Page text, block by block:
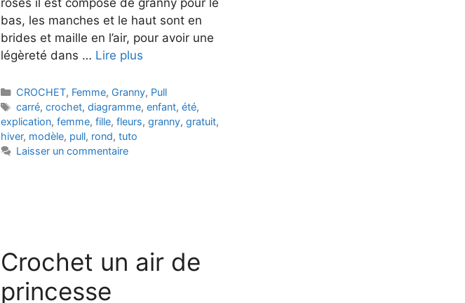
bas, les manches et le haut sont en
brides et maille en l’air, pour avoir une
légèreté dans … Lire plus
Catégories
CROCHET, Femme, Granny, Pull
Étiquettes
carré, crochet, diagramme, enfant, été,
explication, femme, fille, fleurs, granny, gratuit,
hiver, modèle, pull, rond, tuto
Laisser un commentaire
Crochet un air de
princesse